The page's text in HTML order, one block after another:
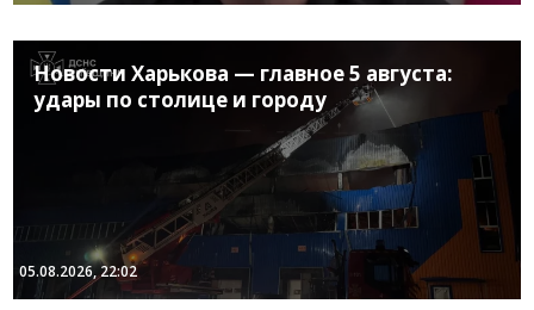
Новости Харькова — главное 5 августа:
удары по столице и городу
05.08.2026, 22:02